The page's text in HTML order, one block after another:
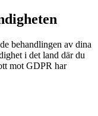
behandlingen av dina
i det land där du
mot GDPR har